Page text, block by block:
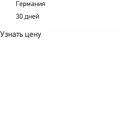
Германия
30 дней
Узнать цену